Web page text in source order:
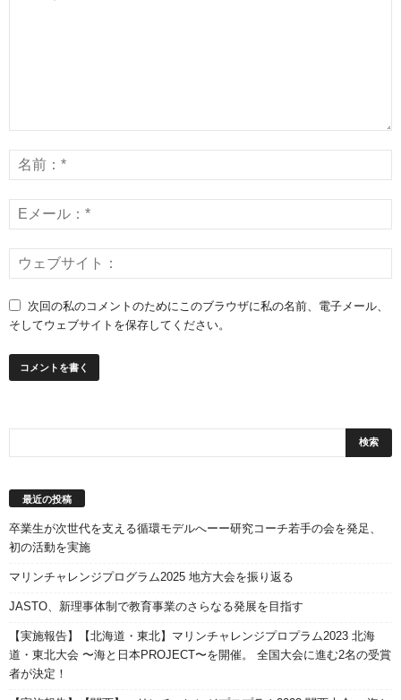
次回の私のコメントのためにこのブラウザに私の名前、電子メール、
そしてウェブサイトを保存してください。
最近の投稿
卒業生が次世代を支える循環モデルへーー研究コーチ若手の会を発足、
初の活動を実施
マリンチャレンジプログラム2025 地方大会を振り返る
JASTO、新理事体制で教育事業のさらなる発展を目指す
【実施報告】【北海道・東北】マリンチャレンジプロプラム2023 北海
道・東北大会 〜海と日本PROJECT〜を開催。 全国大会に進む2名の受賞
者が決定！